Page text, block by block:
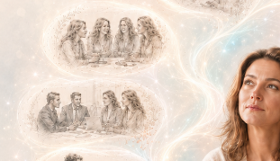
Купить запись семинара
ПЕРЕЗАГРУЗКА ОТНОШЕНИЙ ЧЕРЕЗ